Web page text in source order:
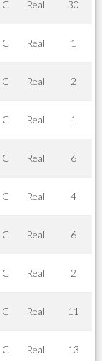
C Real 30
C Real 1
C Real 2
C Real 1
C Real 6
C Real 4
C Real 6
C Real 2
C Real 11
C Real 13